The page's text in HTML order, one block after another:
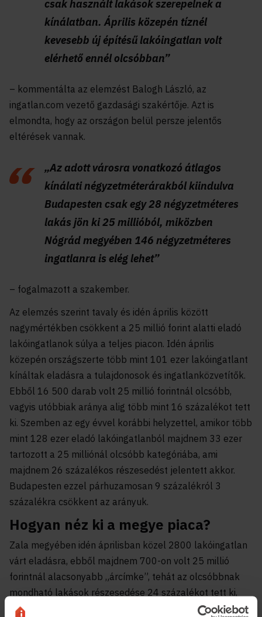
csak használt lakások szerepelnek a
kínálatban. Április közepén tíznél
kevesebb új építésű lakóingatlan volt
elérhető ennél olcsóbban”
– kommentálta az elemzést Balogh László, az
ingatlan.com vezető gazdasági szakértője. Azt is
elmondta, hogy az országon belül persze jelentős
eltérések vannak.
„Az adott városra vonatkozó átlagos
kínálati négyzetméterárakból kiindulva
Budapesten csak egy 28 négyzetméteres
lakás jön ki 25 millióból, miközben
Nógrád megyében 146 négyzetméteres
ingatlanra is elég lehet”
– fogalmazott a szakember.
Az elemzés szerint tavaly és idén április között
nagymértékben csökkent a 25 millió forint alatti eladó
lakóingatlanok súlya a teljes piacon. Idén április
közepén országszerte több mint 101 ezer lakóingatlant
kínáltak eladásra a tulajdonosok és ingatlanközvetítők.
Ebből 16 500 darab volt 25 millió forintnál olcsóbb,
vagyis utóbbiak aránya alig több mint 16 százalékot tett
ki. Szemben az egy évvel korábbi helyzettel, amikor több
mint 128 ezer eladó lakóingatlanból majdnem 33 ezer
tartozott a 25 milliónál olcsóbb kategóriába, ami
majdnem 26 százalékos részesedést jelentett akkor.
Budapesten ezzel párhuzamosan 9 százalékról 3
százalékra csökkent az arányuk.
Hogyan néz ki a megye piaca?
Zala megyében idén áprilisban közel 2800 lakóingatlan
várt eladásra, ebből majdnem 700-on volt 25 millió
forintnál alacsonyabb „árcímke”, tehát az olcsóbbnak
mondható lakások részesedése 24 százalékot tett ki,
míg tavaly ugyanekkor még 41 százalék volt. A megye